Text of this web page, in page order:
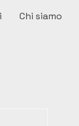
Chi siamo